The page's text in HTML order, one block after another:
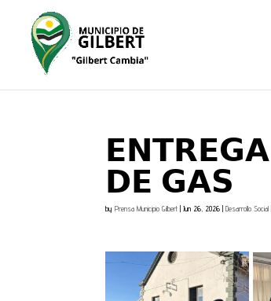
𝗗𝗘 𝗚𝗔𝗦
byPrensa Municipio Gilbert |Jun 26, 2026 |Desarrollo Social